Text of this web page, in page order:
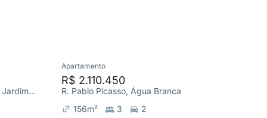
Av. Arquiteto Carlos Bratke, Jardim Caravelas
Apartamento
R$ 2.110.450
R. Pablo Picasso, Água Branca
156m² 3 2